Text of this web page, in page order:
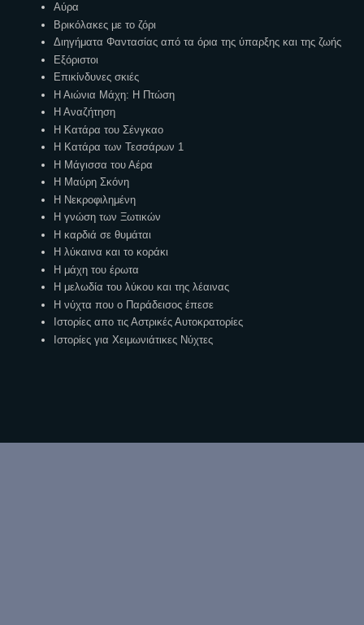
Αύρα
Βρικόλακες με το ζόρι
Διηγήματα Φαντασίας από τα όρια της ύπαρξης και της ζωής
Εξόριστοι
Επικίνδυνες σκιές
Η Αιώνια Μάχη: Η Πτώση
Η Αναζήτηση
Η Κατάρα του Σένγκαο
Η Κατάρα των Τεσσάρων 1
Η Μάγισσα του Αέρα
Η Μαύρη Σκόνη
Η Νεκροφιλημένη
Η γνώση των Ξωτικών
Η καρδιά σε θυμάται
Η λύκαινα και το κοράκι
Η μάχη του έρωτα
Η μελωδία του λύκου και της λέαινας
Η νύχτα που ο Παράδεισος έπεσε
Ιστορίες απο τις Αστρικές Αυτοκρατορίες
Ιστορίες για Χειμωνιάτικες Νύχτες